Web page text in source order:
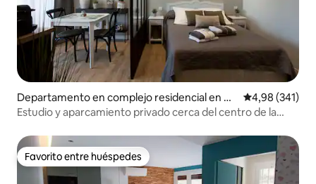
Departamento en complejo residencial en Arl
és
Calificación
4,98 (341)
Estudio y aparcamiento privado cerca del centro de la
Favorito entre huéspedes
Favorito entre huéspedes